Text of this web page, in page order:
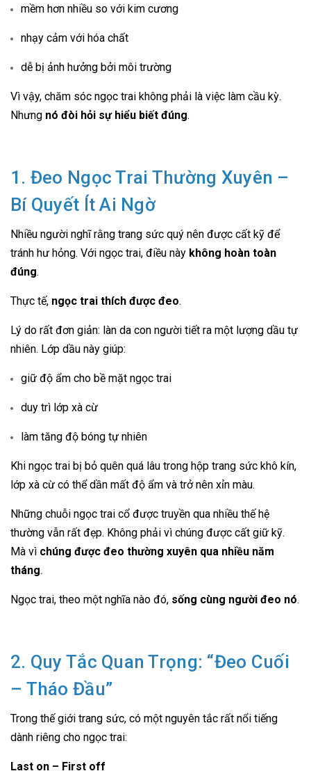
mềm hơn nhiều so với kim cương
nhạy cảm với hóa chất
dễ bị ảnh hưởng bởi môi trường
Vì vậy, chăm sóc ngọc trai không phải là việc làm cầu kỳ.
Nhưng nó đòi hỏi sự hiểu biết đúng.
1. Đeo Ngọc Trai Thường Xuyên –
Bí Quyết Ít Ai Ngờ
Nhiều người nghĩ rằng trang sức quý nên được cất kỹ để
tránh hư hỏng. Với ngọc trai, điều này không hoàn toàn
đúng.
Thực tế, ngọc trai thích được đeo.
Lý do rất đơn giản: làn da con người tiết ra một lượng dầu tự
nhiên. Lớp dầu này giúp:
giữ độ ẩm cho bề mặt ngọc trai
duy trì lớp xà cừ
làm tăng độ bóng tự nhiên
Khi ngọc trai bị bỏ quên quá lâu trong hộp trang sức khô kín,
lớp xà cừ có thể dần mất độ ẩm và trở nên xỉn màu.
Những chuỗi ngọc trai cổ được truyền qua nhiều thế hệ
thường vẫn rất đẹp. Không phải vì chúng được cất giữ kỹ.
Mà vì chúng được đeo thường xuyên qua nhiều năm
tháng.
Ngọc trai, theo một nghĩa nào đó, sống cùng người đeo nó.
2. Quy Tắc Quan Trọng: “Đeo Cuối
– Tháo Đầu”
Trong thế giới trang sức, có một nguyên tắc rất nổi tiếng
dành riêng cho ngọc trai:
Last on – First off